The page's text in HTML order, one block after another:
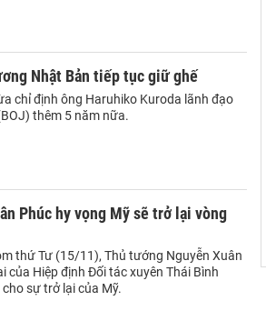
Nhật Bản tiếp tục giữ ghế
chỉ định ông Haruhiko Kuroda lãnh đạo
thêm 5 năm nữa.
Phúc hy vọng Mỹ sẽ trở lại vòng
thứ Tư (15/11), Thủ tướng Nguyễn Xuân
của Hiệp định Đối tác xuyên Thái Bình
sự trở lại của Mỹ.